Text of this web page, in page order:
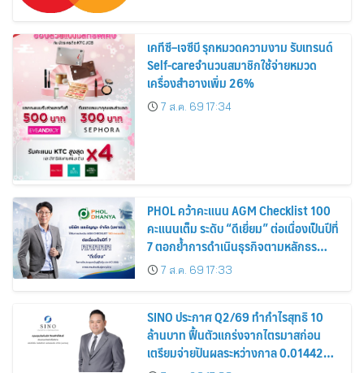
เคทีซี–เจซีบี รุกหมวดความงาม รับเทรนด์
Self-careจำนวนสมาชิกใช้จ่ายหมวด
เครื่องสำอางเพิ่ม 26%
7 ส.ค. 69 17:34
PHOL คว้าคะแนน AGM Checklist 100
คะแนนเต็ม ระดับ “ดีเยี่ยม” ต่อเนื่องเป็นปีที่
7 ตอกย้ำการดำเนินธุรกิจตามหลักธร
รมาภิบาล โปร่งใส สร้างความเชื่อมั่นผู้ถือ
หุ้น
7 ส.ค. 69 17:33
SINO ประกาศ Q2/69 ทำกำไรสุทธิ 10
ล้านบาท ฟื้นตัวแกร่งจากไตรมาสก่อน
เตรียมจ่ายปันผลระหว่างกาล 0.014423